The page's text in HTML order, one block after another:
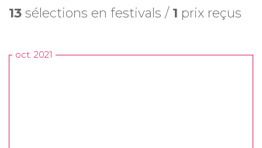
13 sélections en festivals / 1 prix reçus
oct. 2021